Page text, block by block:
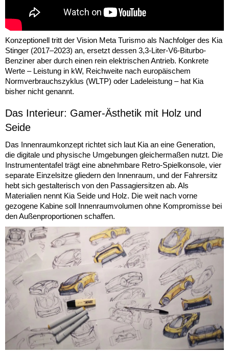
Konzeptionell tritt der Vision Meta Turismo als Nachfolger des Kia
Stinger (2017–2023) an, ersetzt dessen 3,3-Liter-V6-Biturbo-
Benziner aber durch einen rein elektrischen Antrieb. Konkrete
Werte – Leistung in kW, Reichweite nach europäischem
Normverbrauchszyklus (WLTP) oder Ladeleistung – hat Kia
bisher nicht genannt.
Das Interieur: Gamer-Ästhetik mit Holz und
Seide
Das Innenraumkonzept richtet sich laut Kia an eine Generation,
die digitale und physische Umgebungen gleichermaßen nutzt. Die
Instrumententafel trägt eine abnehmbare Retro-Spielkonsole, vier
separate Einzelsitze gliedern den Innenraum, und der Fahrersitz
hebt sich gestalterisch von den Passagiersitzen ab. Als
Materialien nennt Kia Seide und Holz. Die weit nach vorne
gezogene Kabine soll Innenraumvolumen ohne Kompromisse bei
den Außenproportionen schaffen.